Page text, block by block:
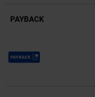
PAYBACK
Payback Punkte